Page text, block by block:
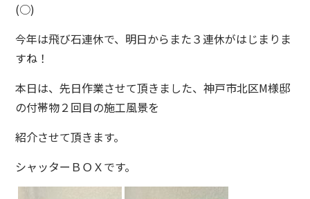
(○)
今年は飛び石連休で、明日からまた３連休がはじまりま
すね！
本日は、先日作業させて頂きました、神戸市北区M様邸
の付帯物２回目の施工風景を
紹介させて頂きます。
シャッターＢＯＸです。